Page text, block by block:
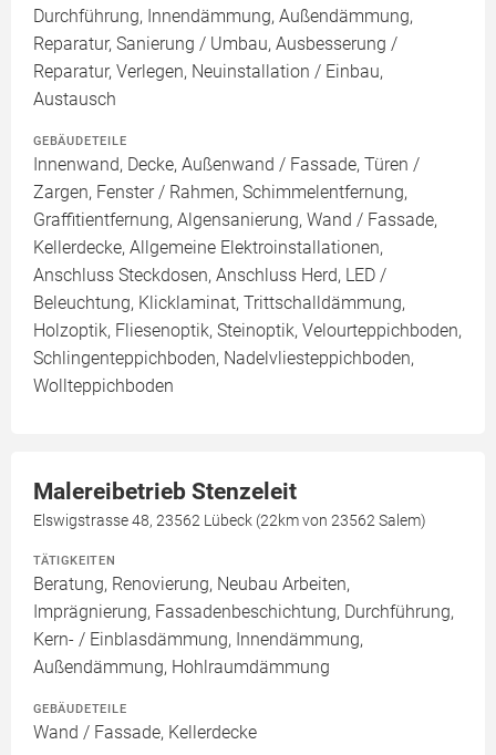
Durchführung, Innendämmung, Außendämmung,
Reparatur, Sanierung / Umbau, Ausbesserung /
Reparatur, Verlegen, Neuinstallation / Einbau,
Austausch
GEBÄUDETEILE
Innenwand, Decke, Außenwand / Fassade, Türen /
Zargen, Fenster / Rahmen, Schimmelentfernung,
Graffitientfernung, Algensanierung, Wand / Fassade,
Kellerdecke, Allgemeine Elektroinstallationen,
Anschluss Steckdosen, Anschluss Herd, LED /
Beleuchtung, Klicklaminat, Trittschalldämmung,
Holzoptik, Fliesenoptik, Steinoptik, Velourteppichboden,
Schlingenteppichboden, Nadelvliesteppichboden,
Wollteppichboden
Malereibetrieb Stenzeleit
Elswigstrasse 48, 23562 Lübeck (22km von 23562 Salem)
TÄTIGKEITEN
Beratung, Renovierung, Neubau Arbeiten,
Imprägnierung, Fassadenbeschichtung, Durchführung,
Kern- / Einblasdämmung, Innendämmung,
Außendämmung, Hohlraumdämmung
GEBÄUDETEILE
Wand / Fassade, Kellerdecke